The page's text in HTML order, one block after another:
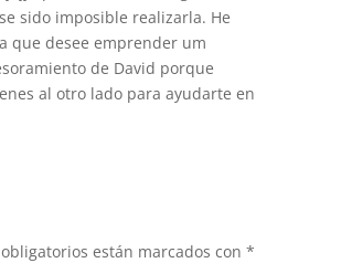
sido imposible realizarla. He
que desee emprender um
de David porque
al otro lado para ayudarte en
obligatorios están marcados con*